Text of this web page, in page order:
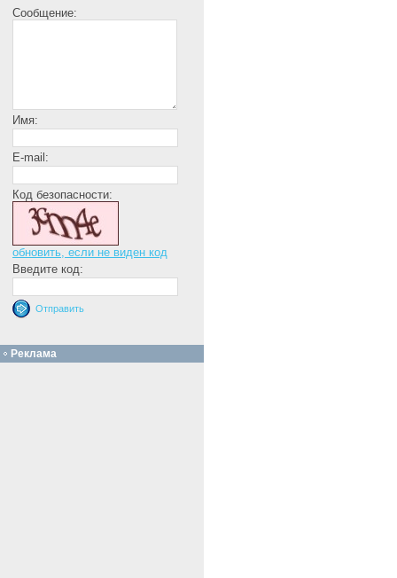
Сообщение:
Имя:
E-mail:
Код безопасности:
обновить, если не виден код
Введите код:
Реклама